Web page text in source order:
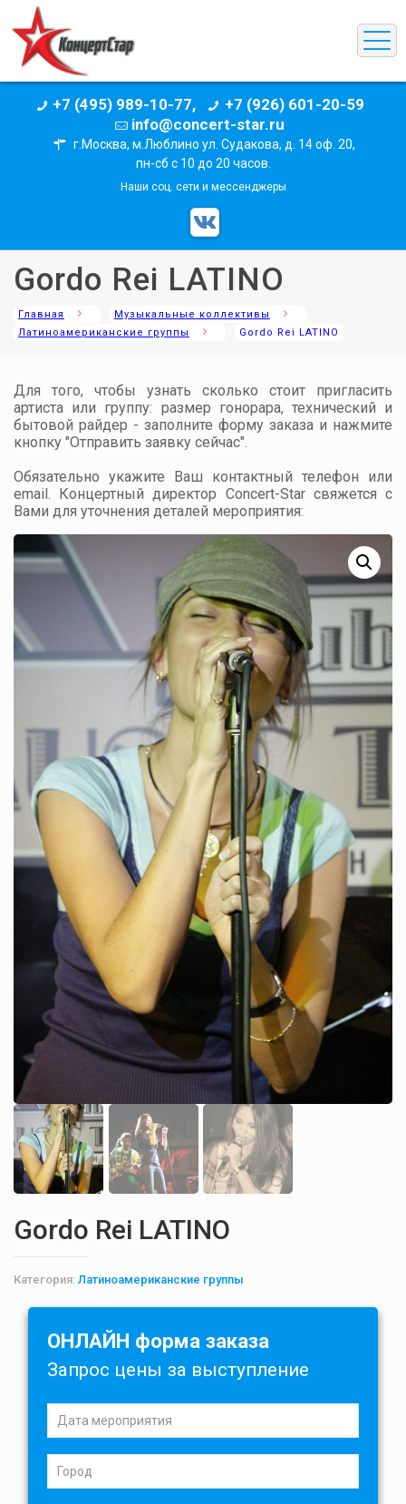
+7 (495) 989-10-77,
+7 (926) 601-20-59
info@concert-star.ru
г.Москва, м.Люблино ул. Судакова, д. 14 оф. 20,
пн-сб с 10 до 20 часов.
Наши соц. сети и мессенджеры
Gordo Rei LATINO
Главная
Музыкальные коллективы
Латиноамериканские группы
Gordo Rei LATINO
Для того, чтобы узнать сколько стоит пригласить
артиста или группу: размер гонорара, технический и
бытовой райдер - заполните форму заказа и нажмите
кнопку "Отправить заявку сейчас".
Обязательно укажите Ваш контактный телефон или
email. Концертный директор Concert-Star свяжется с
Вами для уточнения деталей мероприятия:
Gordo Rei LATINO
Категория: Латиноамериканские группы
ОНЛАЙН форма заказа
Запрос цены за выступление